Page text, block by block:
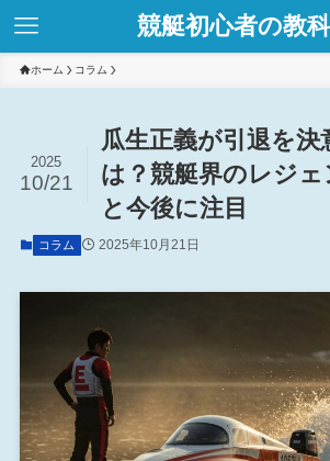
競艇初心者の教
ホーム コラム
瓜生正義が引退を決
は？競艇界のレジ
と今後に注目
2025
10/21
コラム 2025年10月21日